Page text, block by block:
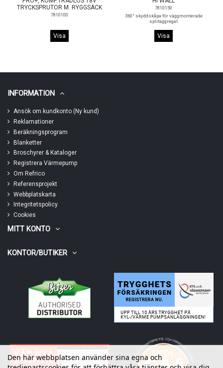
TRYCKSPRUTOR M. RYGGSÄCK
7810100
Visa
7810150
360° skyddskåpa för väggmonterade
splitaggregat
Visa
INFORMATION
Ansök om kundkonto (Ny kund)
Reklamationer
Beräkningsprogram
Blanketter
Broschyrer & Kataloger
Registrera Värmepump
Om Refrico
Referensprojekt
Webbplatskarta
Integritetspolicy
Cookies
MITT KONTO
KONTOR/BUTIKER
Den här webbplatsen använder sina egna och